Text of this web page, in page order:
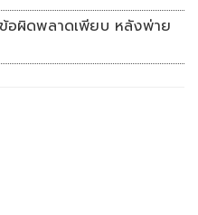
กใช้เต็มที่เอกชนขาดทุน
อผิดพลาดเพียบ หลังพ่าย